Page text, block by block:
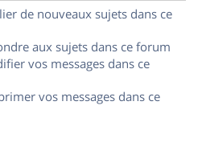
de nouveaux sujets dans ce
aux sujets dans ce forum
vos messages dans ce
vos messages dans ce